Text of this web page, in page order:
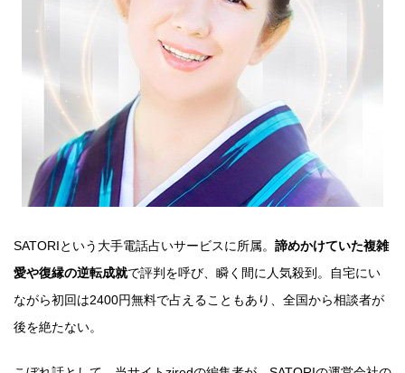
SATORIという大手電話占いサービスに所属。 諦めかけていた複雑
愛や復縁の逆転成就で評判を呼び、瞬く間に人気殺到。自宅にい
ながら初回は2400円無料で占えることもあり、全国から相談者が
後を絶たない。